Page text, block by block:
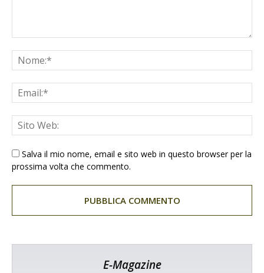
Salva il mio nome, email e sito web in questo browser per la
prossima volta che commento.
E-Magazine